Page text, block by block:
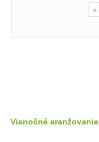
«
Vianočné aranžovanie